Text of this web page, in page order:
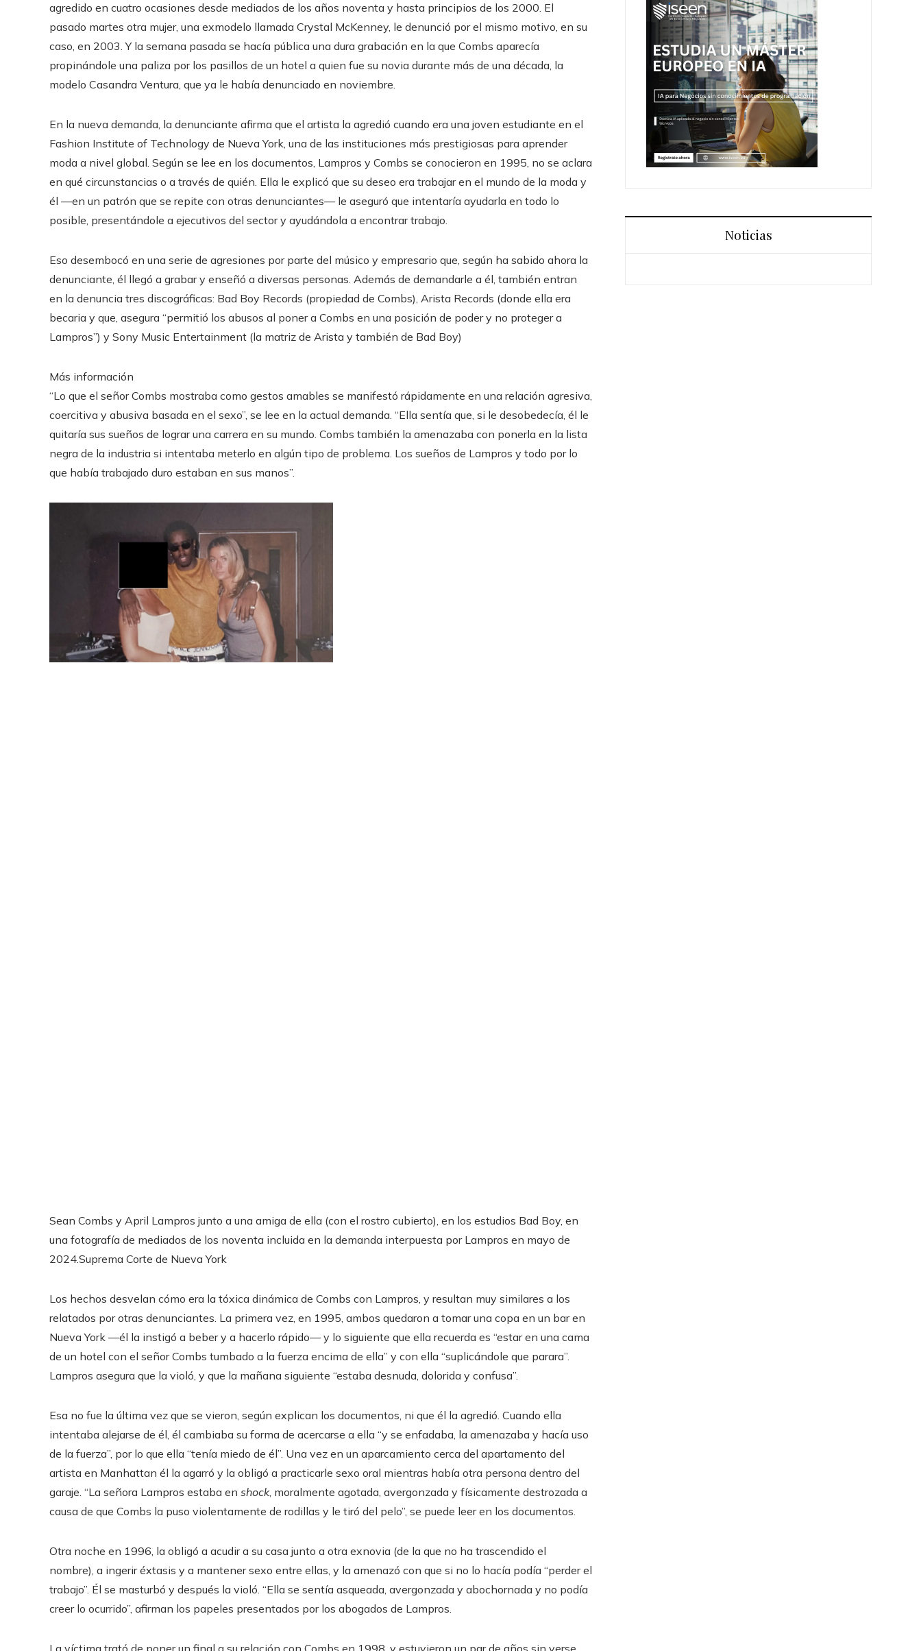
agredido en cuatro ocasiones desde mediados de los años noventa y hasta principios de los 2000. El
pasado martes otra mujer, una exmodelo llamada Crystal McKenney, le denunció por el mismo motivo, en su
caso, en 2003. Y la semana pasada se hacía pública una dura grabación en la que Combs aparecía
propinándole una paliza por los pasillos de un hotel a quien fue su novia durante más de una década, la
modelo Casandra Ventura, que ya le había denunciado en noviembre.
En la nueva demanda, la denunciante afirma que el artista la agredió cuando era una joven estudiante en el
Fashion Institute of Technology de Nueva York, una de las instituciones más prestigiosas para aprender
moda a nivel global. Según se lee en los documentos, Lampros y Combs se conocieron en 1995, no se aclara
en qué circunstancias o a través de quién. Ella le explicó que su deseo era trabajar en el mundo de la moda y
él —en un patrón que se repite con otras denunciantes— le aseguró que intentaría ayudarla en todo lo
posible, presentándole a ejecutivos del sector y ayudándola a encontrar trabajo.
Eso desembocó en una serie de agresiones por parte del músico y empresario que, según ha sabido ahora la
denunciante, él llegó a grabar y enseñó a diversas personas. Además de demandarle a él, también entran
en la denuncia tres discográficas: Bad Boy Records (propiedad de Combs), Arista Records (donde ella era
becaria y que, asegura “permitió los abusos al poner a Combs en una posición de poder y no proteger a
Lampros”) y Sony Music Entertainment (la matriz de Arista y también de Bad Boy)
Más información
“Lo que el señor Combs mostraba como gestos amables se manifestó rápidamente en una relación agresiva,
coercitiva y abusiva basada en el sexo”, se lee en la actual demanda. “Ella sentía que, si le desobedecía, él le
quitaría sus sueños de lograr una carrera en su mundo. Combs también la amenazaba con ponerla en la lista
negra de la industria si intentaba meterlo en algún tipo de problema. Los sueños de Lampros y todo por lo
que había trabajado duro estaban en sus manos”.
Sean Combs y April Lampros junto a una amiga de ella (con el rostro cubierto), en los estudios Bad Boy, en
una fotografía de mediados de los noventa incluida en la demanda interpuesta por Lampros en mayo de
2024.Suprema Corte de Nueva York
Los hechos desvelan cómo era la tóxica dinámica de Combs con Lampros, y resultan muy similares a los
relatados por otras denunciantes. La primera vez, en 1995, ambos quedaron a tomar una copa en un bar en
Nueva York —él la instigó a beber y a hacerlo rápido— y lo siguiente que ella recuerda es “estar en una cama
de un hotel con el señor Combs tumbado a la fuerza encima de ella” y con ella “suplicándole que parara”.
Lampros asegura que la violó, y que la mañana siguiente “estaba desnuda, dolorida y confusa”.
Esa no fue la última vez que se vieron, según explican los documentos, ni que él la agredió. Cuando ella
intentaba alejarse de él, él cambiaba su forma de acercarse a ella “y se enfadaba, la amenazaba y hacía uso
de la fuerza”, por lo que ella “tenía miedo de él”. Una vez en un aparcamiento cerca del apartamento del
artista en Manhattan él la agarró y la obligó a practicarle sexo oral mientras había otra persona dentro del
garaje. “La señora Lampros estaba en shock, moralmente agotada, avergonzada y físicamente destrozada a
causa de que Combs la puso violentamente de rodillas y le tiró del pelo”, se puede leer en los documentos.
Otra noche en 1996, la obligó a acudir a su casa junto a otra exnovia (de la que no ha trascendido el
nombre), a ingerir éxtasis y a mantener sexo entre ellas, y la amenazó con que si no lo hacía podía “perder el
trabajo”. Él se masturbó y después la violó. “Ella se sentía asqueada, avergonzada y abochornada y no podía
creer lo ocurrido”, afirman los papeles presentados por los abogados de Lampros.
La víctima trató de poner un final a su relación con Combs en 1998, y estuvieron un par de años sin verse,
Noticias